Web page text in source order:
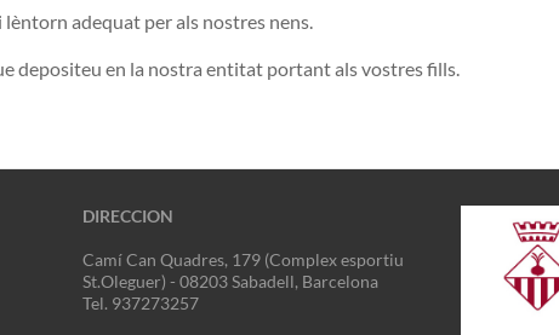
lèntorn adequat per als nostres nens.
depositeu en la nostra entitat portant als vostres fills.
DIRECCION
Camí Can Quadres, 179 (Complex esportiu
St.Oleguer) - 08203 Sabadell, Barcelona
Tel. 937273257